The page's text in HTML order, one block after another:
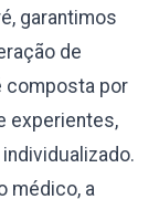
garantimos
de
composta por
experientes,
médico, a